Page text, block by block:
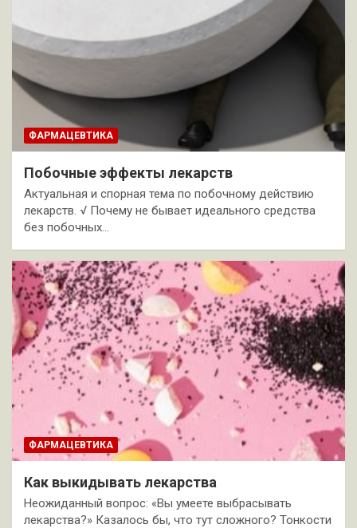
ФАРМАЦЕВТИКА
Побочные эффекты лекарств
Актуальная и спорная тема по побочному действию
лекарств. √ Почему не бывает идеального средства
без побочных…
ФАРМАЦЕВТИКА
Как выкидывать лекарства
Неожиданный вопрос: «Вы умеете выбрасывать
лекарства?» Казалось бы, что тут сложного? Тонкости